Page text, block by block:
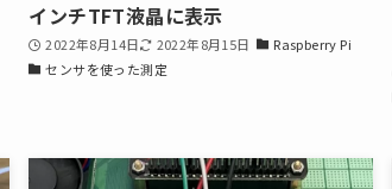
インチTFT液晶に表示
2022年8月14日 2022年8月15日
Raspberry Pi
センサを使った測定